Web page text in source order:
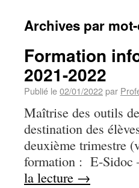
Archives par
Formation
2021-2022
Publié le02/01/2022par
Maîtrise des outils
destination des
deuxième trimestre
formation : E-Sidoc
la lecture →